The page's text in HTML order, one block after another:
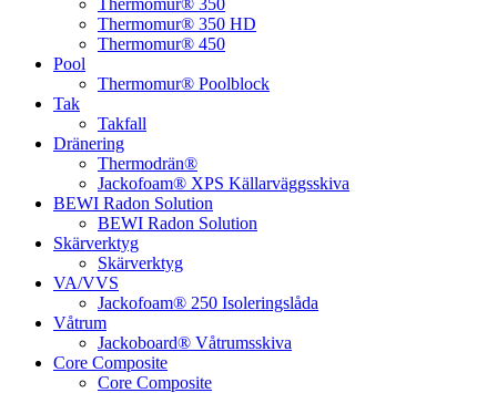
Thermomur® 350 HD
Thermomur® 450
Pool
Thermomur® Poolblock
Tak
Takfall
Dränering
Thermodrän®
Jackofoam® XPS Källarväggsskiva
BEWI Radon Solution
BEWI Radon Solution
Skärverktyg
Skärverktyg
VA/VVS
Jackofoam® 250 Isoleringslåda
Våtrum
Jackoboard® Våtrumsskiva
Core Composite
Core Composite